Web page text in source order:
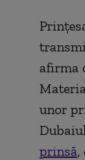
afirma
unor
prinsă,